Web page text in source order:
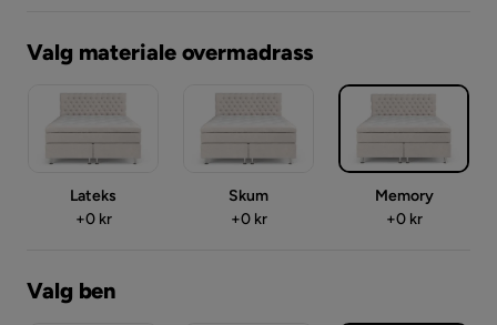
Valg materiale overmadrass
Lateks
Pris
+0 kr
Skum
Pris
+0 kr
Memory
Pris
+0 kr
Valg ben